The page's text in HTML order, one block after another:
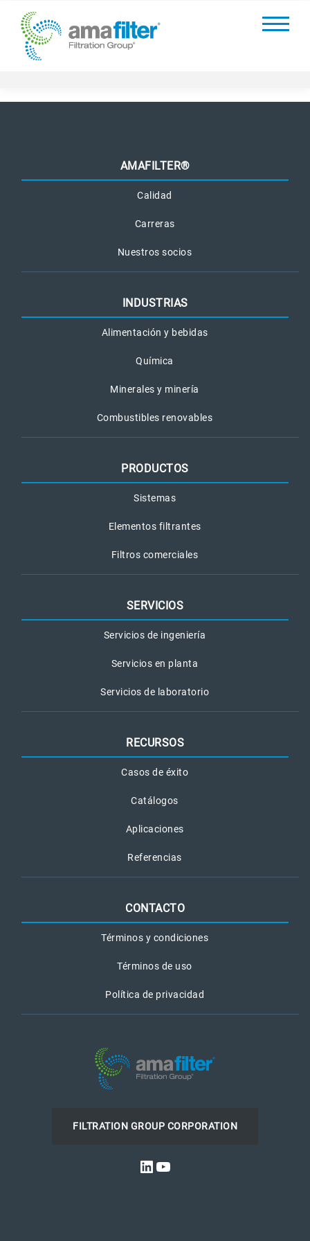
AMAFILTER®
Calidad
Carreras
Nuestros socios
INDUSTRIAS
Alimentación y bebidas
Química
Minerales y minería
Combustibles renovables
PRODUCTOS
Sistemas
Elementos filtrantes
Filtros comerciales
SERVICIOS
Servicios de ingeniería
Servicios en planta
Servicios de laboratorio
RECURSOS
Casos de éxito
Catálogos
Aplicaciones
Referencias
CONTACTO
Términos y condiciones
Términos de uso
Política de privacidad
FILTRATION GROUP CORPORATION
LinkedIn
YouTube